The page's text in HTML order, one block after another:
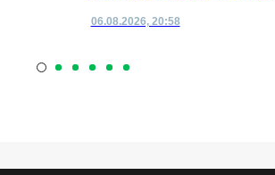
06.08.2026, 20:58